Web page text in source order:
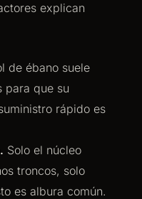
explican
de ébano suele
para que su
rápido es
Solo el núcleo
troncos, solo
es albura común.